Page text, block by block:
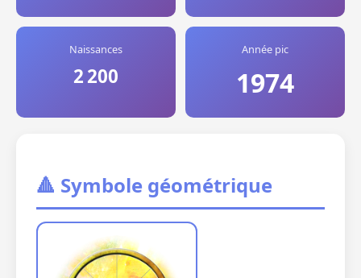
Naissances
2 200
Année pic
1974
🔺 Symbole géométrique